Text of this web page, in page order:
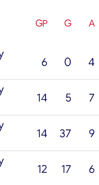
GP G A
6 0
4
14 5
7
14 37
9
12 17 6